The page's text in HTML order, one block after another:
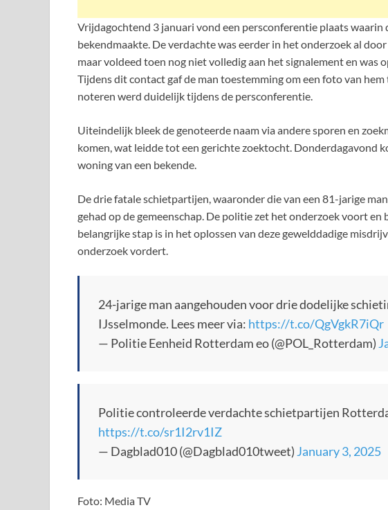
Vrijdagochtend 3 januari vond een persconferentie plaats
bekendmaakte. De verdachte was eerder in het onderzoek al
maar voldeed toen nog niet volledig aan het signalement en was
Tijdens dit contact gaf de man toestemming om een foto van
noteren werd duidelijk tijdens de persconferentie.
Uiteindelijk bleek de genoteerde naam via andere sporen en
komen, wat leidde tot een gerichte zoektocht. Donderdagavond
woning van een bekende.
De drie fatale schietpartijen, waaronder die van een 81-jarige
gehad op de gemeenschap. De politie zet het onderzoek voort
belangrijke stap is in het oplossen van deze gewelddadige
onderzoek vordert.
24-jarige man aangehouden voor drie dodelijke
IJsselmonde. Lees meer via: https://t.co/QgVgkR7iQr
— Politie Eenheid Rotterdam eo (@POL_Rotterdam)
Politie controleerde verdachte schietpartijen
https://t.co/sr1I2rv1IZ
— Dagblad010 (@Dagblad010tweet) January 3, 2025
Foto: Media TV